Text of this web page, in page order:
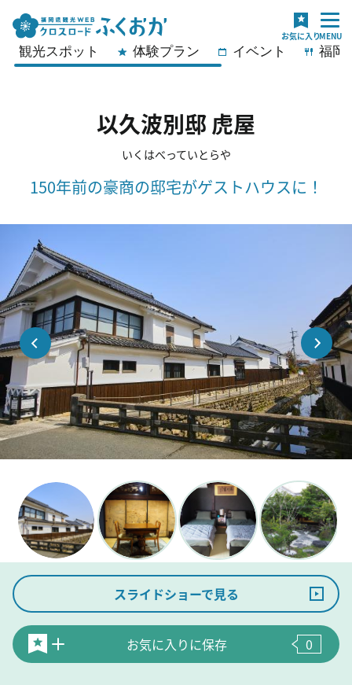
観光スポット 体験プラン イベント 福岡
以久波別邸 虎屋
いくはべっていとらや
150年前の豪商の邸宅がゲストハウスに！
スライドショーで見る
お気に入りに保存 0